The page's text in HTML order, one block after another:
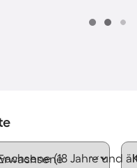
(18 Jahre und